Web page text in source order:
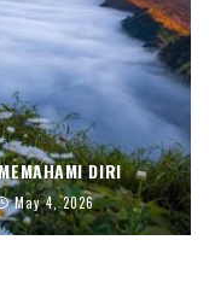
DIRI
May 4, 2026